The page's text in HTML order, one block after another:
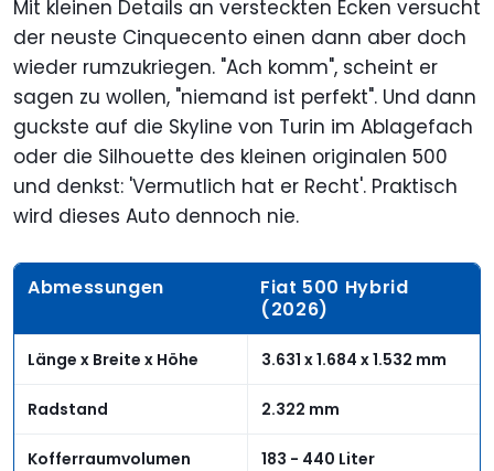
Mit kleinen Details an versteckten Ecken versucht
der neuste Cinquecento einen dann aber doch
wieder rumzukriegen. "Ach komm", scheint er
sagen zu wollen, "niemand ist perfekt". Und dann
guckste auf die Skyline von Turin im Ablagefach
oder die Silhouette des kleinen originalen 500
und denkst: 'Vermutlich hat er Recht'. Praktisch
wird dieses Auto dennoch nie.
Abmessungen
Fiat 500 Hybrid
(2026)
Länge x Breite x Höhe 3.631 x 1.684 x 1.532 mm
Radstand 2.322 mm
Kofferraumvolumen 183 - 440 Liter